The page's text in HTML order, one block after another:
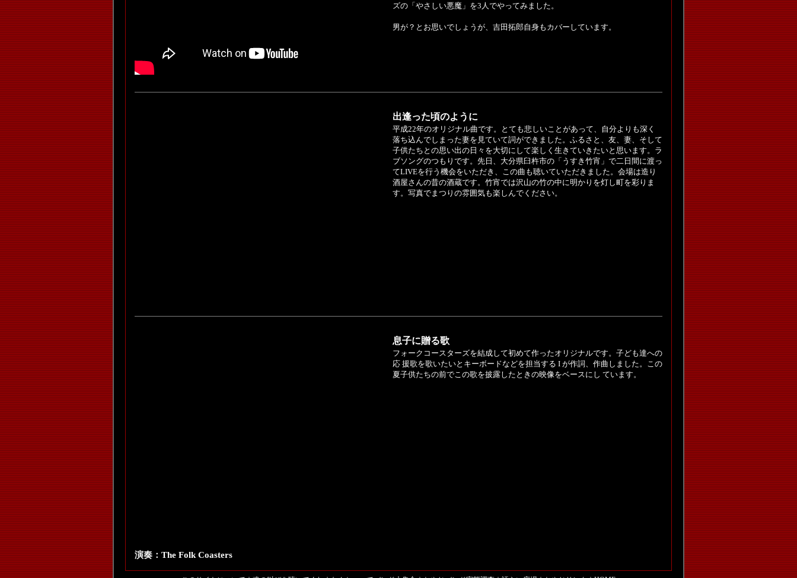
ズの「やさしい悪魔」を3人でやってみました。
男が？とお思いでしょうが、吉田拓郎自身もカバーしています。
出逢った頃のように
平成22年のオリジナル曲です。とても悲しいことがあって、自分よりも深く
落ち込んでしまった妻を見ていて詞ができました。ふるさと、友、妻、そして
子供たちとの思い出の日々を大切にして楽しく生きていきたいと思います。ラ
ブソングのつもりです。先日、大分県臼杵市の「うすき竹宵」で二日間に渡っ
てLIVEを行う機会をいただき、この曲も聴いていただきました。会場は造り
酒屋さんの昔の酒蔵です。竹宵では沢山の竹の中に明かりを灯し町を彩りま
す。写真でまつりの雰囲気も楽しんでください。
息子に贈る歌
フォークコースターズを結成して初めて作ったオリジナルです。子ども達への
応 援歌を歌いたいとキーボードなどを担当する I が作詞、作曲しました。この
夏子供たちの前でこの歌を披露したときの映像をベースにし ています。
演奏： The Folk Coasters